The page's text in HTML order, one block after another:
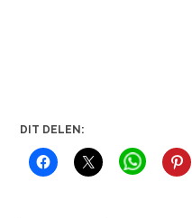
DIT DELEN: